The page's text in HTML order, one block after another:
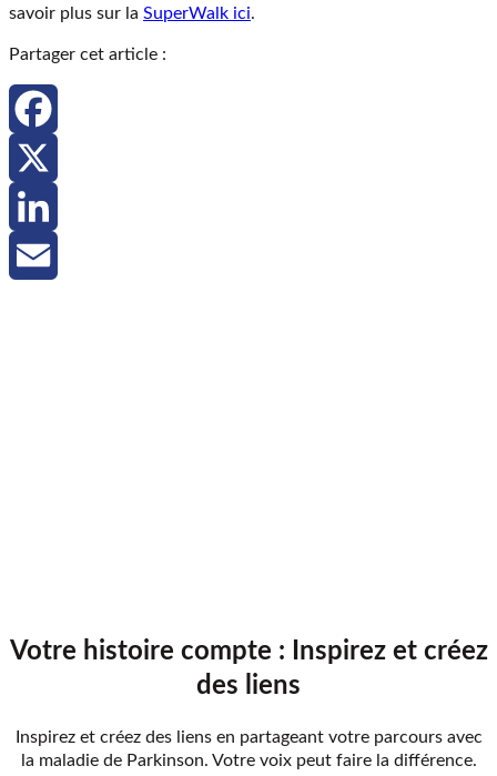
savoir plus sur la SuperWalk ici.
Partager cet article :
Facebook
X
LinkedIn
Votre histoire compte : Inspirez et créez
des liens
Inspirez et créez des liens en partageant votre parcours avec
la maladie de Parkinson. Votre voix peut faire la différence.